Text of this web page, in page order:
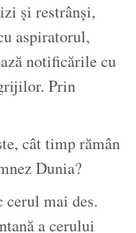
și restrânși,
aspiratorul,
notificările cu
Prin
cât timp rămân
Dunia?
mai des.
a cerului